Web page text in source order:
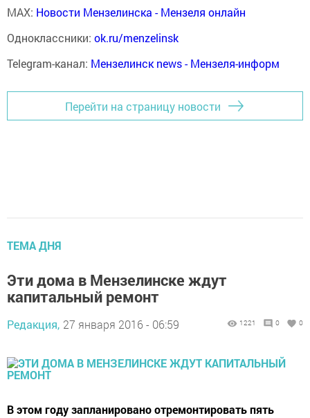
MAX: Новости Мензелинска - Мензеля онлайн
Одноклассники: ok.ru/menzelinsk
Telegram-канал: Мензелинск news - Мензеля-информ
Перейти на страницу новости
ТЕМА ДНЯ
Эти дома в Мензелинске ждут
капитальный ремонт
Редакция, 27 января 2016 - 06:59 1221 0 0
В этом году запланировано отремонтировать пять